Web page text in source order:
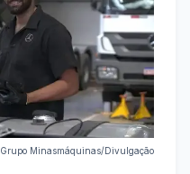
Grupo Minasmáquinas/Divulgação